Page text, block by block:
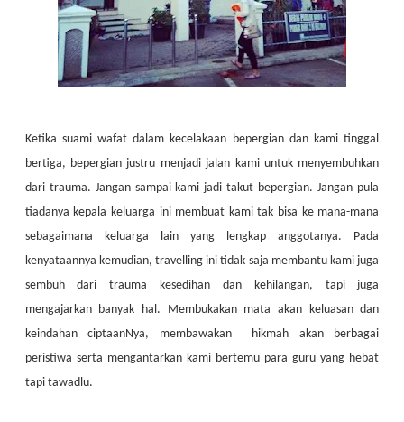
Ketika suami wafat dalam kecelakaan bepergian dan kami tinggal
bertiga, bepergian justru menjadi jalan kami untuk menyembuhkan
dari trauma. Jangan sampai kami jadi takut bepergian. Jangan pula
tiadanya kepala keluarga ini membuat kami tak bisa ke mana-mana
sebagaimana keluarga lain yang lengkap anggotanya. Pada
kenyataannya kemudian, travelling ini tidak saja membantu kami juga
sembuh dari trauma kesedihan dan kehilangan, tapi juga
mengajarkan banyak hal. Membukakan mata akan keluasan dan
keindahan ciptaanNya, membawakan hikmah akan berbagai
peristiwa serta mengantarkan kami bertemu para guru yang hebat
tapi tawadlu.